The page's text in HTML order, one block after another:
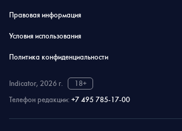
Правовая информация
Условия использования
Политика конфиденциальности
Indicator, 2026 г.
18+
Телефон редакции: +7 495 785-17-00